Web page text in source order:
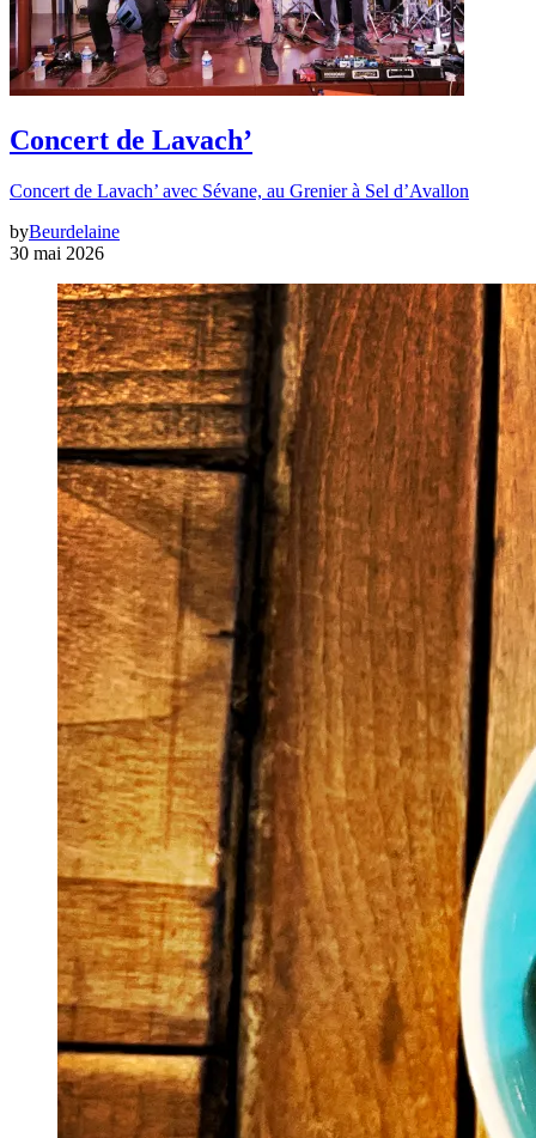
Concert de Lavach’
Concert de Lavach’ avec Sévane, au Grenier à Sel d’Avallon
byBeurdelaine
30 mai 2026